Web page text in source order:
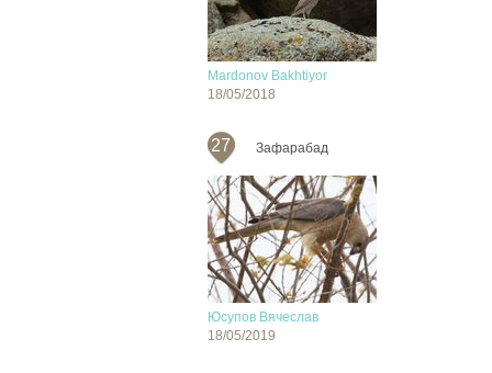
Mardonov Bakhtiyor
18/05/2018
27 Зафарабад
Юсупов Вячеслав
18/05/2019